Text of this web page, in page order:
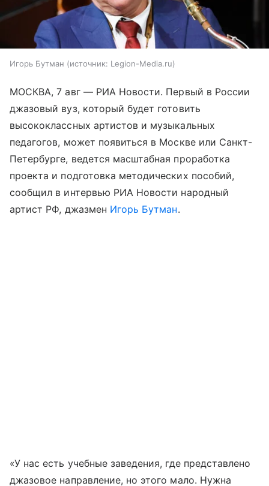
Игорь Бутман источник: Legion-Media.ru
МОСКВА, 7 авг — РИА Новости. Первый в России
джазовый вуз, который будет готовить
высококлассных артистов и музыкальных
педагогов, может появиться в Москве или Санкт-
Петербурге, ведется масштабная проработка
проекта и подготовка методических пособий,
сообщил в интервью РИА Новости народный
артист РФ, джазмен Игорь Бутман.
«У нас есть учебные заведения, где представлено
джазовое направление, но этого мало. Нужна